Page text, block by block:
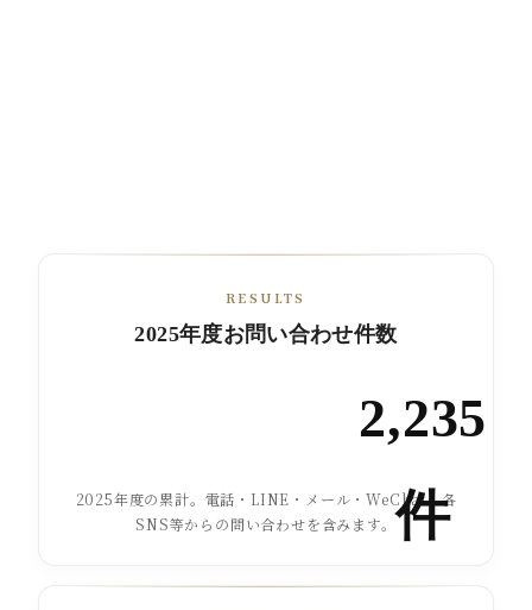
RESULTS
2025年度お問い合わせ件数
2,235
件
2025年度の累計。電話・LINE・メール・WeChat・各
SNS等からの問い合わせを含みます。